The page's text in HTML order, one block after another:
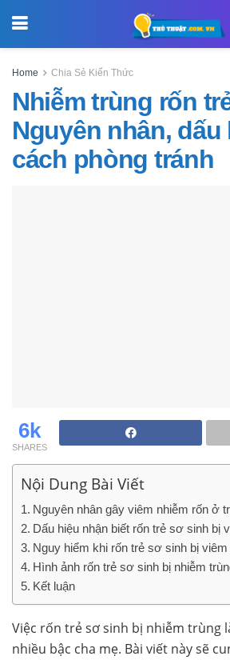
Home Chia Sẻ Kiến Thức
Nhiễm trùng rốn
Nguyên nhân, dấu
cách phòng tránh
6k
SHARES
Nội Dung Bài Viết
Nguyên nhân gây viêm nhiễm rốn ở
Dấu hiệu nhận biết rốn trẻ sơ sinh bị
Nguy hiểm khi rốn trẻ sơ sinh bị viêm
Hình ảnh rốn trẻ sơ sinh bị nhiễm
Kết luận
Việc rốn trẻ sơ sinh bị nhiễm trùng
nhiều bậc cha mẹ. Bài viết này sẽ